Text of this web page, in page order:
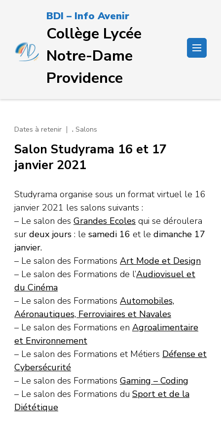
(Pressez
Entrée)
BDI – Info Avenir
Collège Lycée
Notre-Dame
Providence
Dates à retenir , Salons
Salon Studyrama 16 et 17
janvier 2021
Studyrama organise sous un format virtuel le 16
janvier 2021 les salons suivants :
– Le salon des Grandes Ecoles qui se déroulera
sur deux jours : le samedi 16 et le dimanche 17
janvier.
– Le salon des Formations Art Mode et Design
– Le salon des Formations de l’Audiovisuel et
du Cinéma
– Le salon des Formations Automobiles,
Aéronautiques, Ferroviaires et Navales
– Le salon des Formations en Agroalimentaire
et Environnement
– Le salon des Formations et Métiers Défense et
Cybersécurité
– Le salon des Formations Gaming – Coding
– Le salon des Formations du Sport et de la
Diététique